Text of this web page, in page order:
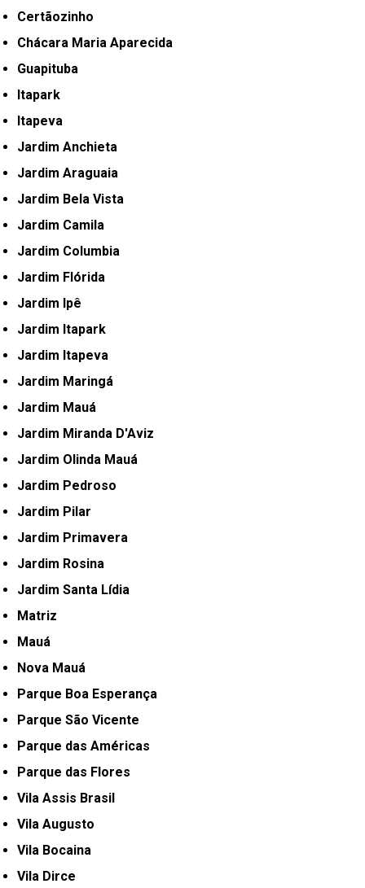
Certãozinho
Chácara Maria Aparecida
Guapituba
Itapark
Itapeva
Jardim Anchieta
Jardim Araguaia
Jardim Bela Vista
Jardim Camila
Jardim Columbia
Jardim Flórida
Jardim Ipê
Jardim Itapark
Jardim Itapeva
Jardim Maringá
Jardim Mauá
Jardim Miranda D'Aviz
Jardim Olinda Mauá
Jardim Pedroso
Jardim Pilar
Jardim Primavera
Jardim Rosina
Jardim Santa Lídia
Matriz
Mauá
Nova Mauá
Parque Boa Esperança
Parque São Vicente
Parque das Américas
Parque das Flores
Vila Assis Brasil
Vila Augusto
Vila Bocaina
Vila Dirce